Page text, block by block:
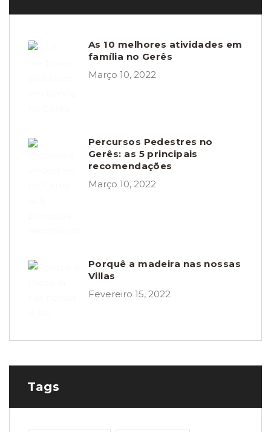
As 10 melhores atividades em
família no Gerês
Março 10, 2022
Percursos Pedestres no
Gerês: as 5 principais
recomendações
Março 10, 2022
Porquê a madeira nas nossas
Villas
Fevereiro 15, 2022
Tags